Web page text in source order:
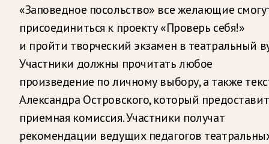
«Заповедное посольство» все желающие
присоединиться к проекту «Проверь себя!»
и пройти творческий экзамен в театральный
Участники должны прочитать любое
произведение по личному выбору, а также
Александра Островского, который предоставит
приемная комиссия. Участники получат
рекомендации ведущих педагогов